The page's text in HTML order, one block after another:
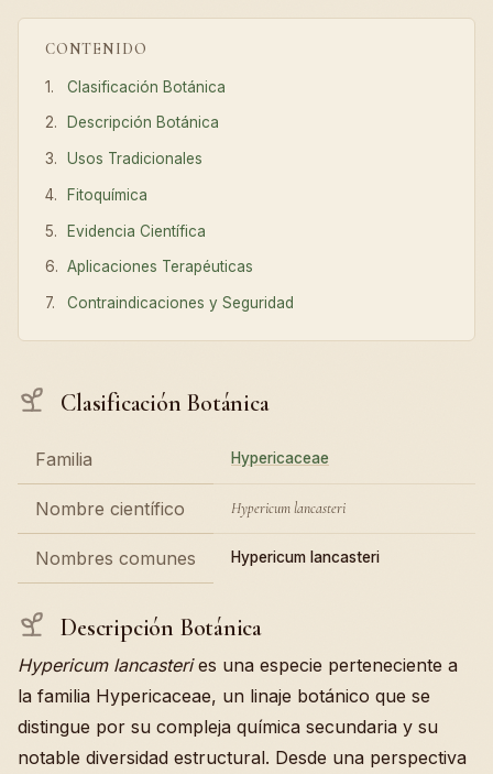
CONTENIDO
Clasificación Botánica
Descripción Botánica
Usos Tradicionales
Fitoquímica
Evidencia Científica
Aplicaciones Terapéuticas
Contraindicaciones y Seguridad
Clasificación Botánica
Familia Hypericaceae
Nombre científico Hypericum lancasteri
Nombres comunes Hypericum lancasteri
Descripción Botánica
Hypericum lancasteries una especie perteneciente a
la familia Hypericaceae, un linaje botánico que se
distingue por su compleja química secundaria y su
notable diversidad estructural. Desde una perspectiva